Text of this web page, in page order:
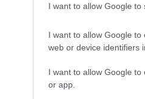
I want to allow Google to
I want to allow Google
web or device identifiers
I want to allow Google
or app.